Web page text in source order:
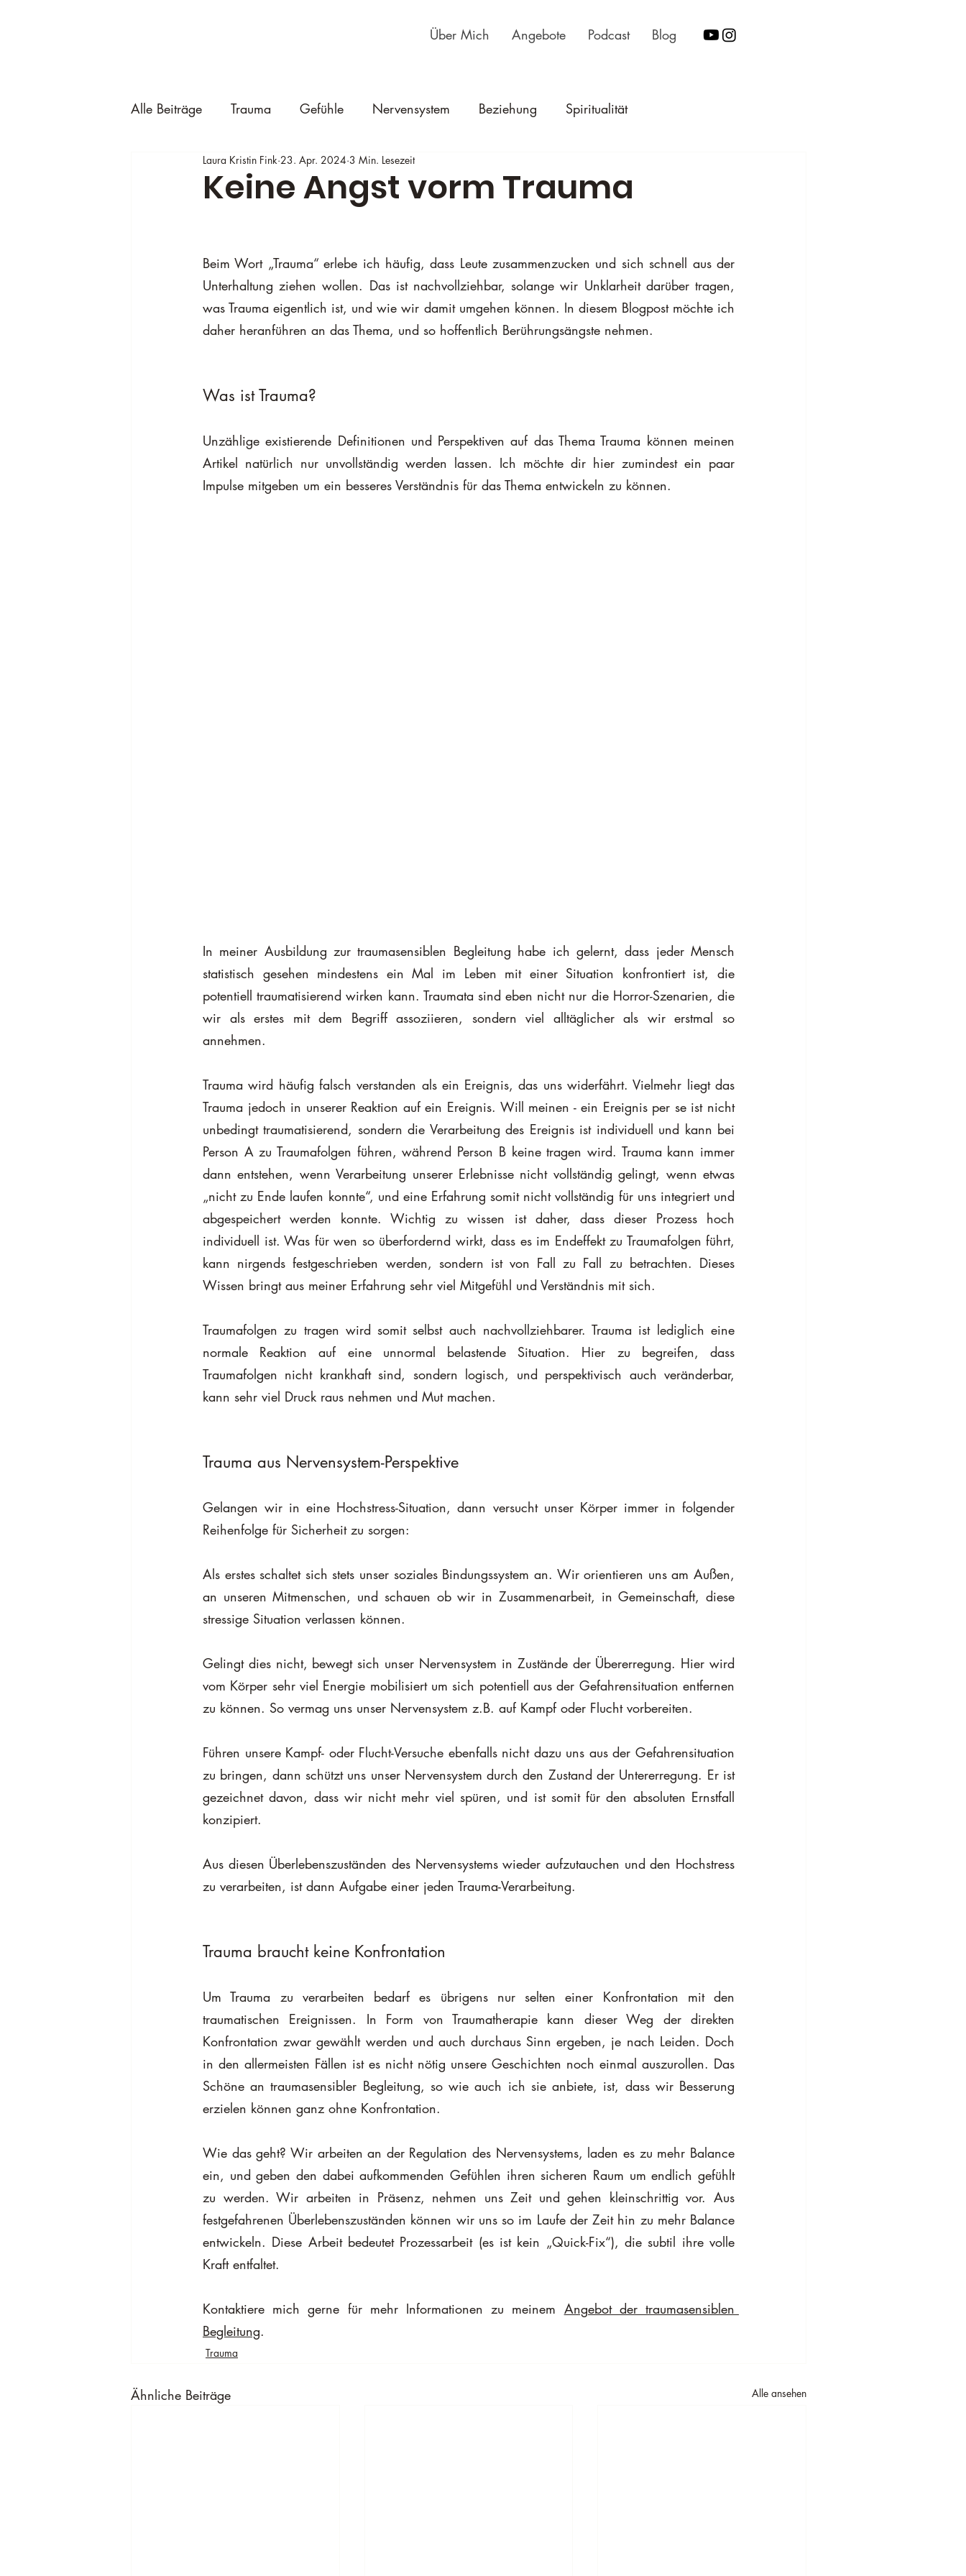
Über Mich Angebote Podcast Blog
Alle Beiträge Trauma Gefühle Nervensystem Beziehung Spiritualität
Keine Angst vorm Trauma
Laura Kristin Fink 23. Apr. 2024 3 Min. Lesezeit
Beim Wort „Trauma“ erlebe ich häufig, dass Leute zusammenzucken und sich schnell aus der
Unterhaltung ziehen wollen. Das ist nachvollziehbar, solange wir Unklarheit darüber tragen,
was Trauma eigentlich ist, und wie wir damit umgehen können. In diesem Blogpost möchte ich
daher heranführen an das Thema, und so hoffentlich Berührungsängste nehmen.
Was ist Trauma?
Unzählige existierende Definitionen und Perspektiven auf das Thema Trauma können meinen
Artikel natürlich nur unvollständig werden lassen. Ich möchte dir hier zumindest ein paar
Impulse mitgeben um ein besseres Verständnis für das Thema entwickeln zu können.
In meiner Ausbildung zur traumasensiblen Begleitung habe ich gelernt, dass jeder Mensch
statistisch gesehen mindestens ein Mal im Leben mit einer Situation konfrontiert ist, die
potentiell traumatisierend wirken kann. Traumata sind eben nicht nur die Horror-Szenarien, die
wir als erstes mit dem Begriff assoziieren, sondern viel alltäglicher als wir erstmal so
annehmen.
Trauma wird häufig falsch verstanden als ein Ereignis, das uns widerfährt. Vielmehr liegt das
Trauma jedoch in unserer Reaktion auf ein Ereignis. Will meinen - ein Ereignis per se ist nicht
unbedingt traumatisierend, sondern die Verarbeitung des Ereignis ist individuell und kann bei
Person A zu Traumafolgen führen, während Person B keine tragen wird. Trauma kann immer
dann entstehen, wenn Verarbeitung unserer Erlebnisse nicht vollständig gelingt, wenn etwas
„nicht zu Ende laufen konnte“, und eine Erfahrung somit nicht vollständig für uns integriert und
abgespeichert werden konnte. Wichtig zu wissen ist daher, dass dieser Prozess hoch
individuell ist. Was für wen so überfordernd wirkt, dass es im Endeffekt zu Traumafolgen führt,
kann nirgends festgeschrieben werden, sondern ist von Fall zu Fall zu betrachten. Dieses
Wissen bringt aus meiner Erfahrung sehr viel Mitgefühl und Verständnis mit sich.
Traumafolgen zu tragen wird somit selbst auch nachvollziehbarer. Trauma ist lediglich eine
normale Reaktion auf eine unnormal belastende Situation. Hier zu begreifen, dass
Traumafolgen nicht krankhaft sind, sondern logisch, und perspektivisch auch veränderbar,
kann sehr viel Druck raus nehmen und Mut machen.
Trauma aus Nervensystem-Perspektive
Gelangen wir in eine Hochstress-Situation, dann versucht unser Körper immer in folgender
Reihenfolge für Sicherheit zu sorgen:
Als erstes schaltet sich stets unser soziales Bindungssystem an. Wir orientieren uns am Außen,
an unseren Mitmenschen, und schauen ob wir in Zusammenarbeit, in Gemeinschaft, diese
stressige Situation verlassen können.
Gelingt dies nicht, bewegt sich unser Nervensystem in Zustände der Übererregung. Hier wird
vom Körper sehr viel Energie mobilisiert um sich potentiell aus der Gefahrensituation entfernen
zu können. So vermag uns unser Nervensystem z.B. auf Kampf oder Flucht vorbereiten.
Führen unsere Kampf- oder Flucht-Versuche ebenfalls nicht dazu uns aus der Gefahrensituation
zu bringen, dann schützt uns unser Nervensystem durch den Zustand der Untererregung. Er ist
gezeichnet davon, dass wir nicht mehr viel spüren, und ist somit für den absoluten Ernstfall
konzipiert.
Aus diesen Überlebenszuständen des Nervensystems wieder aufzutauchen und den Hochstress
zu verarbeiten, ist dann Aufgabe einer jeden Trauma-Verarbeitung.
Trauma braucht keine Konfrontation
Um Trauma zu verarbeiten bedarf es übrigens nur selten einer Konfrontation mit den
traumatischen Ereignissen. In Form von Traumatherapie kann dieser Weg der direkten
Konfrontation zwar gewählt werden und auch durchaus Sinn ergeben, je nach Leiden. Doch
in den allermeisten Fällen ist es nicht nötig unsere Geschichten noch einmal auszurollen. Das
Schöne an traumasensibler Begleitung, so wie auch ich sie anbiete, ist, dass wir Besserung
erzielen können ganz ohne Konfrontation.
Wie das geht? Wir arbeiten an der Regulation des Nervensystems, laden es zu mehr Balance
ein, und geben den dabei aufkommenden Gefühlen ihren sicheren Raum um endlich gefühlt
zu werden. Wir arbeiten in Präsenz, nehmen uns Zeit und gehen kleinschrittig vor. Aus
festgefahrenen Überlebenszuständen können wir uns so im Laufe der Zeit hin zu mehr Balance
entwickeln. Diese Arbeit bedeutet Prozessarbeit (es ist kein „Quick-Fix“), die subtil ihre volle
Kraft entfaltet.
Kontaktiere mich gerne für mehr Informationen zu meinem Angebot der traumasensiblen
Begleitung.
Trauma
Ähnliche Beiträge Alle ansehen